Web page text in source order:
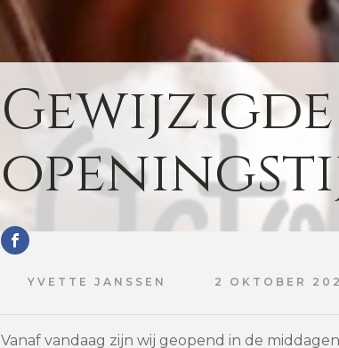
Gewijzigde
YVETTE JANSSEN 2 OKTOBER
Vanaf vandaag zijn wij geopend in de